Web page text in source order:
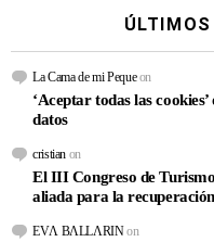
La Cama de mi Pequeon
‘Aceptar todas las
datos
cristian on
El III Congreso de
aliada para la
EVΛ BΛLLΛRINon